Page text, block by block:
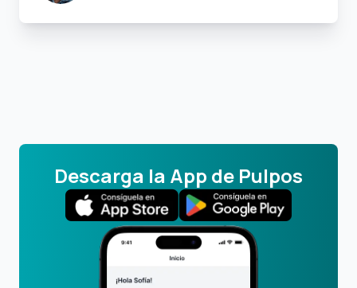
Descarga la App de Pulpos